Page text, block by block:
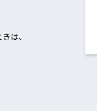
は、